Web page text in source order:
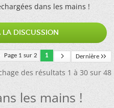
dans les mains !
LA DISCUSSION
Page 1 sur 2 1 Dernière
des résultats 1 à 30 sur 48
les mains !